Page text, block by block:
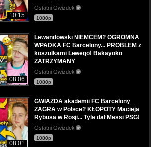
10:15
Ostatni Gwizdek
1080p
08:06
Lewandowski NIEMCEM? OGROMNA
WPADKA FC Barcelony... PROBLEM z
koszulkami Lewego! Bakayoko
ZATRZYMANY
Ostatni Gwizdek
1080p
08:01
GWIAZDA akademii FC Barcelony
ZAGRA w Polsce? KŁOPOTY Macieja
Rybusa w Rosji... Tyle dał Messi PSG!
Ostatni Gwizdek
1080p